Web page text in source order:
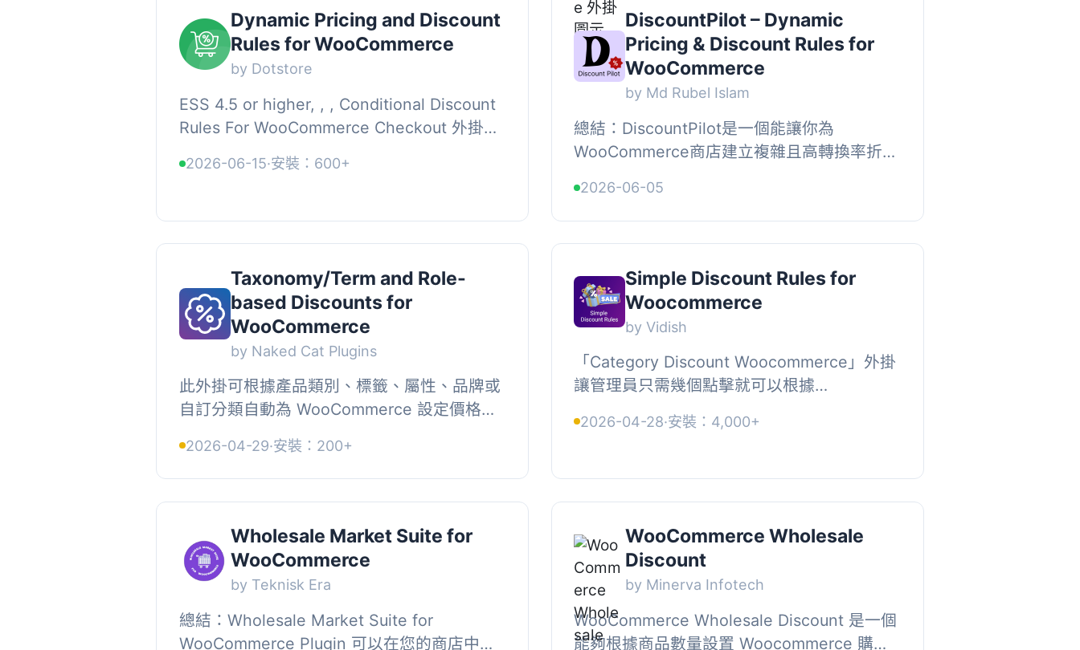
Dynamic Pricing and Discount
Rules for WooCommerce
by Dotstore
ESS 4.5 or higher, , , Conditional Discount
Rules For WooCommerce Checkout 外掛將
動態折扣和價格規則。, 您可以...
2026-06-15·安裝：600+
DiscountPilot – Dynamic
Pricing & Discount Rules for
WooCommerce
by Md Rubel Islam
總結：DiscountPilot是一個能讓你為
WooCommerce商店建立複雜且高轉換率折扣
BOGO優惠和分層定價，這個外掛讓你完全掌
控...
2026-06-05
Taxonomy/Term and Role-
based Discounts for
WooCommerce
by Naked Cat Plugins
此外掛可根據產品類別、標籤、屬性、品牌或
自訂分類自動為 WooCommerce 設定價格折
WordPress 使用者角色應用折扣...
2026-04-29·安裝：200+
Simple Discount Rules for
Woocommerce
by Vidish
「Category Discount Woocommerce」外掛
讓管理員只需幾個點擊就可以根據
您不需要為折扣單獨創建類別。只需一點 & ...
2026-04-28·安裝：4,000+
Wholesale Market Suite for
WooCommerce
by Teknisk Era
總結：Wholesale Market Suite for
WooCommerce Plugin 可以在您的商店中為
WooCommerce Wholesale
Discount
by Minerva Infotech
WooCommerce Wholesale Discount 是一個
能夠根據商品數量設置 Woocommerce 購物